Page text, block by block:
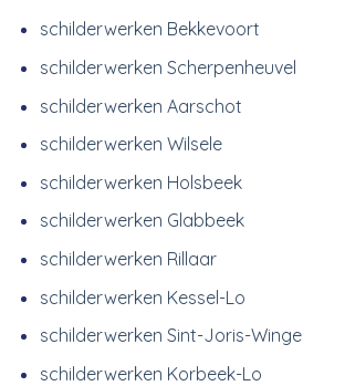
schilderwerken Bekkevoort
schilderwerken Scherpenheuvel
schilderwerken Aarschot
schilderwerken Wilsele
schilderwerken Holsbeek
schilderwerken Glabbeek
schilderwerken Rillaar
schilderwerken Kessel-Lo
schilderwerken Sint-Joris-Winge
schilderwerken Korbeek-Lo